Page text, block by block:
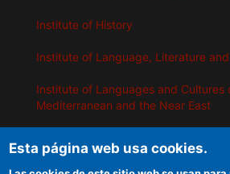
Institute of History
Institute of Language, Literature
Institute of Languages ​​and Cultures
Mediterranean and the Near East
Institute of Public Policies and Goods
Esta página web usa cookies.